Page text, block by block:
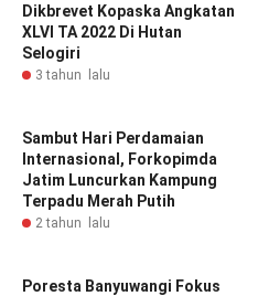
Dikbrevet Kopaska Angkatan
XLVI TA 2022 Di Hutan
Selogiri
3 tahun lalu
Sambut Hari Perdamaian
Internasional, Forkopimda
Jatim Luncurkan Kampung
Terpadu Merah Putih
2 tahun lalu
Poresta Banyuwangi Fokus